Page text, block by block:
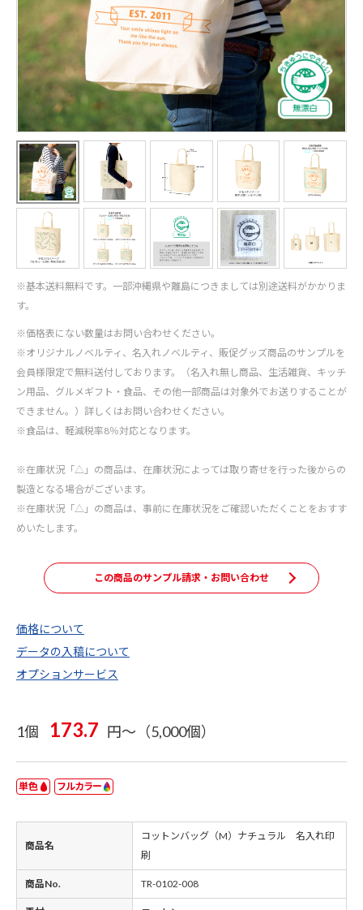
※基本送料無料です。一部沖縄県や離島につきましては別途送料がかかりま
す。
※価格表にない数量はお問い合わせください。
※オリジナルノベルティ、名入れノベルティ、販促グッズ商品のサンプルを
会員様限定で無料送付しております。（名入れ無し商品、生活雑貨、キッチ
ン用品、グルメギフト・食品、その他一部商品は対象外でお送りすることが
できません。）詳しくはお問い合わせください。
※食品は、軽減税率8％対応となります。
※在庫状況「△」の商品は、在庫状況によっては取り寄せを行った後からの
製造となる場合がございます。
※在庫状況「△」の商品は、事前に在庫状況をご確認いただくことをおすす
めいたします。
この商品のサンプル請求・お問い合わせ
価格について
データの入稿について
オプションサービス
1個 173.7 円～（5,000個）
単色 フルカラー
商品名
コットンバッグ（M）ナチュラル 名入れ印
刷
商品No. TR-0102-008